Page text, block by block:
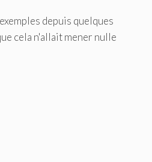
depuis quelques
cela n'allait mener nulle